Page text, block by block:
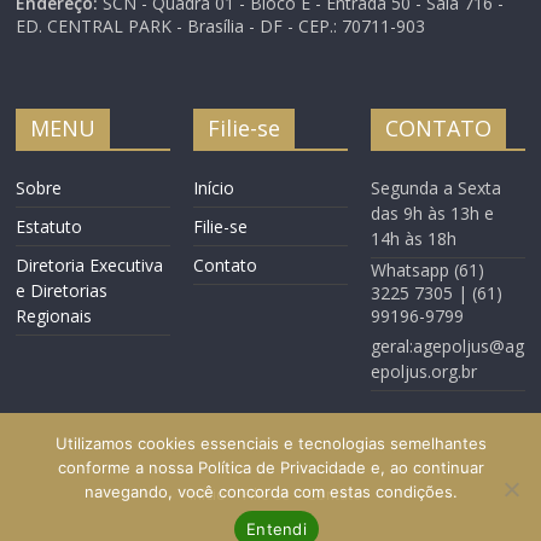
ED. CENTRAL PARK - Brasília - DF - CEP.: 70711-903
MENU
Sobre
Estatuto
Diretoria Executiva
e Diretorias
Regionais
Filie-se
Início
Filie-se
Contato
CONTATO
Segunda a Sexta
das 9h às 13h e
14h às 18h
Whatsapp (61)
3225 7305 | (61)
99196-9799
geral:agepoljus@ag
epoljus.org.br
Início Filie-se Contato
Utilizamos cookies essenciais e tecnologias semelhantes
conforme a nossa Política de Privacidade e, ao continuar
navegando, você concorda com estas condições.
Entendi